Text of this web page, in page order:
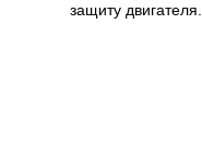
защиту двигателя.